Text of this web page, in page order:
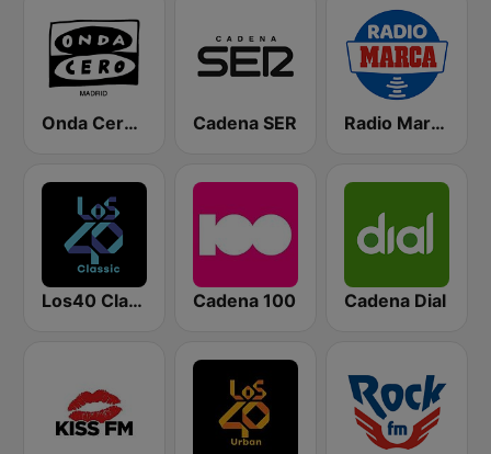
Onda Cero Madrid Cadena SER Radio Marca Nacional
Los40 Classic Cadena 100 Cadena Dial